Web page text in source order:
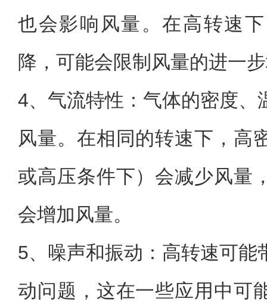
也会影响风量。在高转速
降，可能会限制风量的进一
4、气流特性：气体的密度、
风量。在相同的转速下，高
或高压条件下）会减少风量
会增加风量。
5、噪声和振动：高转速可能
动问题，这在一些应用中可